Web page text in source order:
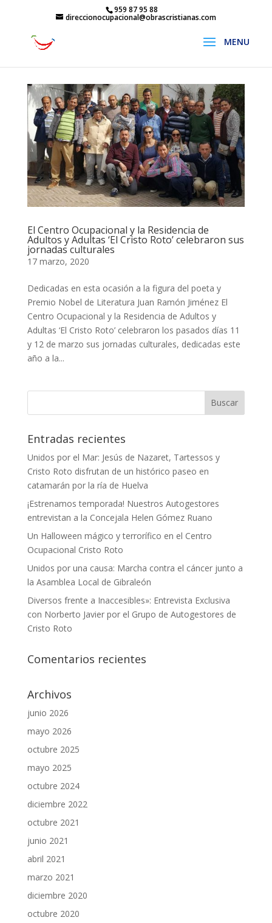
959 87 95 88
direccionocupacional@obrascristianas.com
El Centro Ocupacional y la Residencia de
Adultos y Adultas ‘El Cristo Roto’ celebraron sus
jornadas culturales
17 marzo, 2020
Dedicadas en esta ocasión a la figura del poeta y
Premio Nobel de Literatura Juan Ramón Jiménez El
Centro Ocupacional y la Residencia de Adultos y
Adultas ‘El Cristo Roto’ celebraron los pasados días 11
y 12 de marzo sus jornadas culturales, dedicadas este
año a la...
Entradas recientes
Unidos por el Mar: Jesús de Nazaret, Tartessos y
Cristo Roto disfrutan de un histórico paseo en
catamarán por la ría de Huelva
¡Estrenamos temporada! Nuestros Autogestores
entrevistan a la Concejala Helen Gómez Ruano
Un Halloween mágico y terrorífico en el Centro
Ocupacional Cristo Roto
Unidos por una causa: Marcha contra el cáncer junto a
la Asamblea Local de Gibraleón
Diversos frente a Inaccesibles»: Entrevista Exclusiva
con Norberto Javier por el Grupo de Autogestores de
Cristo Roto
Comentarios recientes
Archivos
junio 2026
mayo 2026
octubre 2025
mayo 2025
octubre 2024
diciembre 2022
octubre 2021
junio 2021
abril 2021
marzo 2021
diciembre 2020
octubre 2020